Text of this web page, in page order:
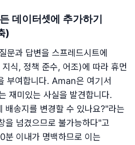
데이터셋에 추가하기
)
문과 답변을 스프레드시트에
식, 정책 준수, 어조)에 따라 휴먼
부여합니다. Aman은 여기서
재미있는 사실을 발견합니다.
배송지를 변경할 수 있나요?"라는
을 넘겼으므로 불가능하다"고
이내가 명백하므로 이는